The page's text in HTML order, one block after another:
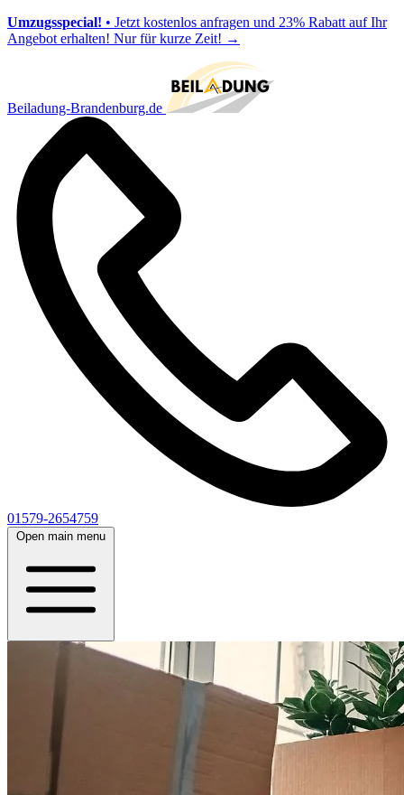
Umzugsspecial! • Jetzt kostenlos anfragen und 23% Rabatt auf Ihr
Angebot erhalten! Nur für kurze Zeit! →
Beiladung-Brandenburg.de
01579-2654759
Open main menu